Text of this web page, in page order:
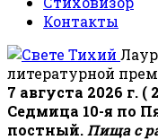
Контакты
литературной
7 августа 2026 г.
Седмица 10-я по
постный. Пища с